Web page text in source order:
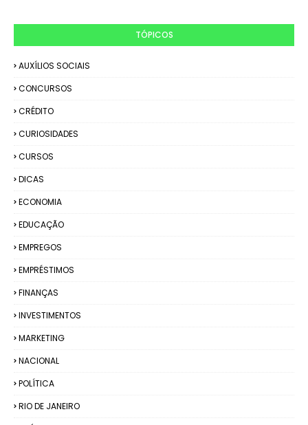
TÓPICOS
AUXÍLIOS SOCIAIS
CONCURSOS
CRÉDITO
CURIOSIDADES
CURSOS
DICAS
ECONOMIA
EDUCAÇÃO
EMPREGOS
EMPRÉSTIMOS
FINANÇAS
INVESTIMENTOS
MARKETING
NACIONAL
POLÍTICA
RIO DE JANEIRO